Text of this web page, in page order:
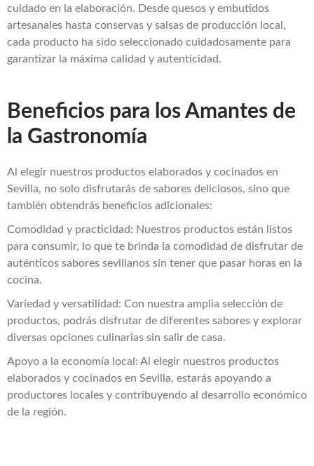
cuidado en la elaboración. Desde quesos y embutidos
artesanales hasta conservas y salsas de producción local,
cada producto ha sido seleccionado cuidadosamente para
garantizar la máxima calidad y autenticidad.
Beneficios para los Amantes de
la Gastronomía
Al elegir nuestros productos elaborados y cocinados en
Sevilla, no solo disfrutarás de sabores deliciosos, sino que
también obtendrás beneficios adicionales:
Comodidad y practicidad: Nuestros productos están listos
para consumir, lo que te brinda la comodidad de disfrutar de
auténticos sabores sevillanos sin tener que pasar horas en la
cocina.
Variedad y versatilidad: Con nuestra amplia selección de
productos, podrás disfrutar de diferentes sabores y explorar
diversas opciones culinarias sin salir de casa.
Apoyo a la economía local: Al elegir nuestros productos
elaborados y cocinados en Sevilla, estarás apoyando a
productores locales y contribuyendo al desarrollo económico
de la región.